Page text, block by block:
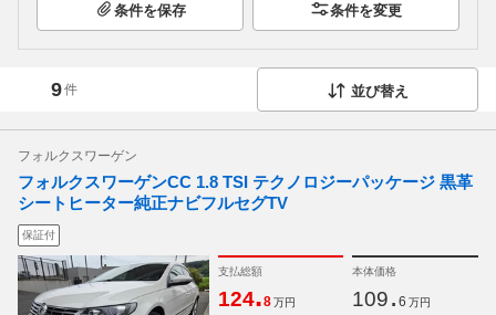
条件を保存 条件を変更
9件 並び替え
フォルクスワーゲン
フォルクスワーゲンCC 1.8 TSI テクノロジーパッケージ 黒革
シートヒーター純正ナビフルセグTV
保証付
支払総額
124.8 万円
本体価格
109. 6 万円